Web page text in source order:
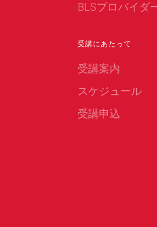
BLSプロバイダ
受講にあたって
受講案内
スケジュール
受講申込